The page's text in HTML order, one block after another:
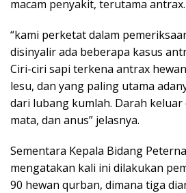
macam penyakit, terutama antrax.
“kami perketat dalam
disinyalir ada beberapa kasus
Ciri-ciri sapi terkena antrax
lesu, dan yang paling utama
dari lubang kumlah. Darah
mata, dan anus” jelasnya.
Sementara Kepala Bidang
mengatakan kali ini dilakukan
90 hewan qurban, dimana tiga